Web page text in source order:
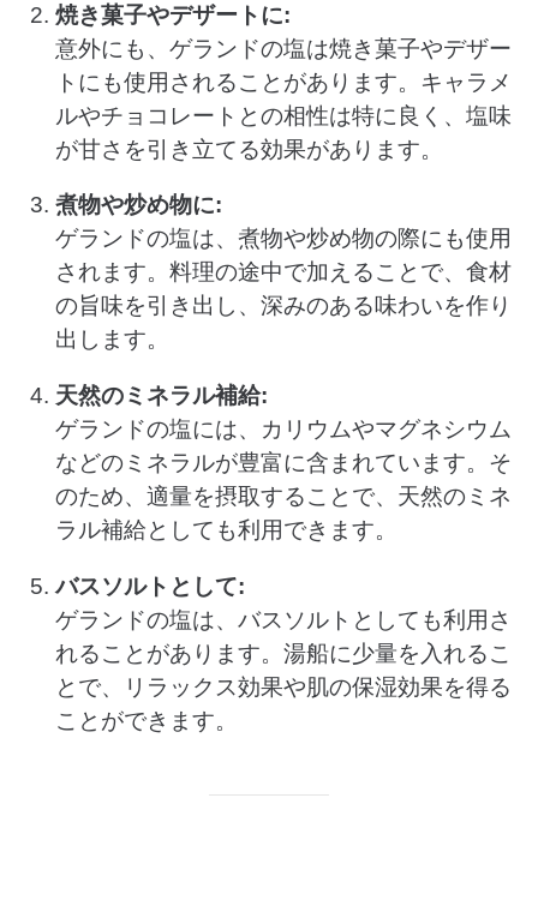
焼き菓子やデザートに:
意外にも、ゲランドの塩は焼き菓子やデザー
トにも使用されることがあります。キャラメ
ルやチョコレートとの相性は特に良く、塩味
が甘さを引き立てる効果があります。
煮物や炒め物に:
ゲランドの塩は、煮物や炒め物の際にも使用
されます。料理の途中で加えることで、食材
の旨味を引き出し、深みのある味わいを作り
出します。
天然のミネラル補給:
ゲランドの塩には、カリウムやマグネシウム
などのミネラルが豊富に含まれています。そ
のため、適量を摂取することで、天然のミネ
ラル補給としても利用できます。
バスソルトとして:
ゲランドの塩は、バスソルトとしても利用さ
れることがあります。湯船に少量を入れるこ
とで、リラックス効果や肌の保湿効果を得る
ことができます。